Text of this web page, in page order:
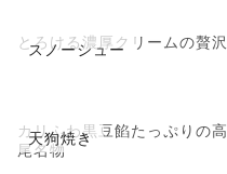
スノーシュー
とろける濃厚クリームの贅沢
天狗焼き
カリふわ黒豆餡たっぷりの高
尾名物